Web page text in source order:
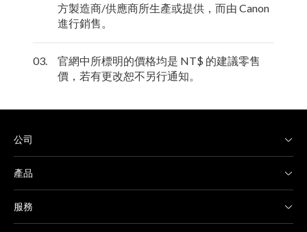
方製造商/供應商所生產或提供，而由 Canon
進行銷售。
03.
官網中所標明的價格均是 NT$ 的建議零售
價，若有更改恕不另行通知。
公司
產品
服務